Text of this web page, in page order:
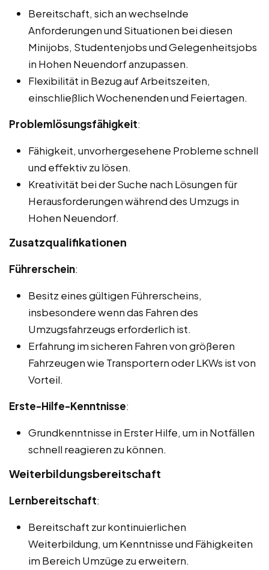
Bereitschaft, sich an wechselnde
Anforderungen und Situationen bei diesen
Minijobs, Studentenjobs und Gelegenheitsjobs
in Hohen Neuendorf anzupassen.
Flexibilität in Bezug auf Arbeitszeiten,
einschließlich Wochenenden und Feiertagen.
Problemlösungsfähigkeit:
Fähigkeit, unvorhergesehene Probleme schnell
und effektiv zu lösen.
Kreativität bei der Suche nach Lösungen für
Herausforderungen während des Umzugs in
Hohen Neuendorf.
Zusatzqualifikationen
Führerschein:
Besitz eines gültigen Führerscheins,
insbesondere wenn das Fahren des
Umzugsfahrzeugs erforderlich ist.
Erfahrung im sicheren Fahren von größeren
Fahrzeugen wie Transportern oder LKWs ist von
Vorteil.
Erste-Hilfe-Kenntnisse:
Grundkenntnisse in Erster Hilfe, um in Notfällen
schnell reagieren zu können.
Weiterbildungsbereitschaft
Lernbereitschaft:
Bereitschaft zur kontinuierlichen
Weiterbildung, um Kenntnisse und Fähigkeiten
im Bereich Umzüge zu erweitern.